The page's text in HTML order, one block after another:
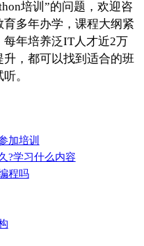
培训”的问题，欢迎咨
育多年办学，课程大纲紧
年培养泛IT人才近2万
，都可以找到适合的班
。
加培训
?学习什么内容
程吗